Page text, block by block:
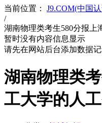
当前位置： J9.COM(中国
/
湖南物理类考生580分报上
暂时没有内容信息显示
请先在网站后台添加数据记
湖南物理类
工大学的人